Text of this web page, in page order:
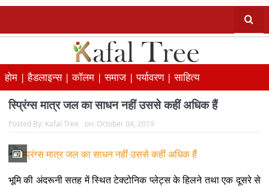
होम |हैडलाइन्स |कॉलम |समाज |पर्यावरण |साहित्य
स्प्रिंग्स मात्र जल का साधन नहीं उससे कहीं अधिक हैं
Posted By: Kafal Tree on: October 04, 2019
भूमि की अंदरूनी सतह में स्थित टेक्टोनिक प्लेट्स के हिलने तथा एक दूसरे से